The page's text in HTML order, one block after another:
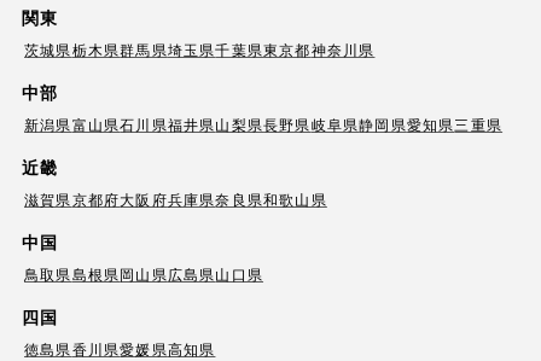
関東
茨城県栃木県群馬県埼玉県千葉県東京都神奈川県
中部
新潟県富山県石川県福井県山梨県長野県岐阜県静岡県愛知県三重県
近畿
滋賀県京都府大阪府兵庫県奈良県和歌山県
中国
鳥取県島根県岡山県広島県山口県
四国
徳島県香川県愛媛県高知県